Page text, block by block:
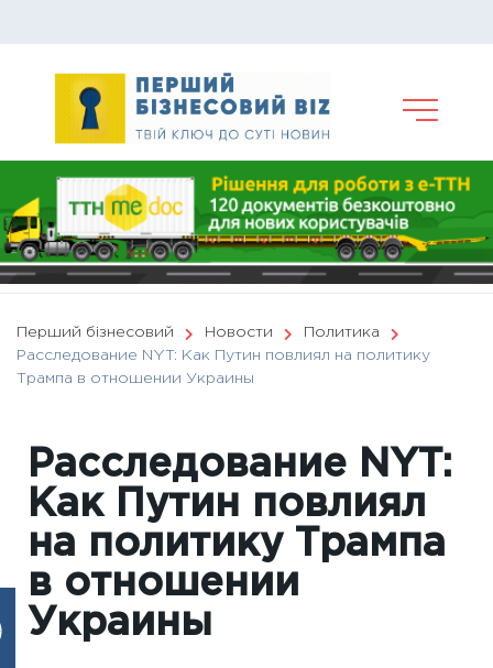
Перший бізнесовий Новости
Политика
Расследование NYT: Как Путин повлиял на политику
Трампа в отношении Украины
Расследование NYT:
Как Путин повлиял
на политику Трампа
в отношении
Украины